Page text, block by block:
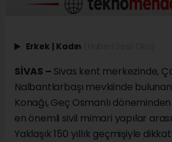
Erkek Kadın
SİVAS – Sivas kent merkezinde,
Nalbantlarbaşı mevkiinde
Konağı, Geç Osmanlı
en önemli sivil mimari yapılar
Yaklaşık 150 yıllık geçmişiyle